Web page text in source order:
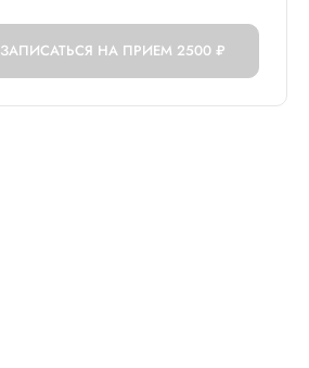
ЗАПИСАТЬСЯ НА ПРИЕМ 2500 ₽